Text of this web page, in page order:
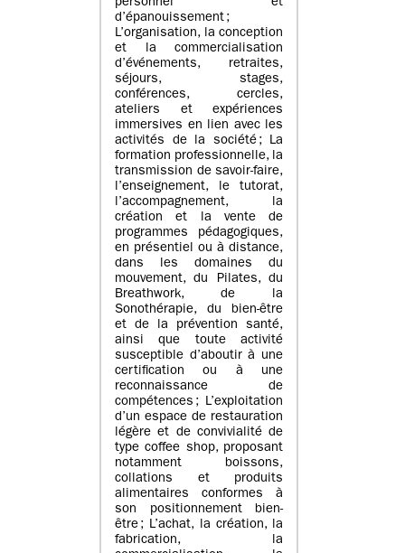
personnel et
d’épanouissement ;
L’organisation, la conception
et la commercialisation
d’événements, retraites,
séjours, stages,
conférences, cercles,
ateliers et expériences
immersives en lien avec les
activités de la société ; La
formation professionnelle, la
transmission de savoir-faire,
l’enseignement, le tutorat,
l’accompagnement, la
création et la vente de
programmes pédagogiques,
en présentiel ou à distance,
dans les domaines du
mouvement, du Pilates, du
Breathwork, de la
Sonothérapie, du bien-être
et de la prévention santé,
ainsi que toute activité
susceptible d’aboutir à une
certification ou à une
reconnaissance de
compétences ; L’exploitation
d’un espace de restauration
légère et de convivialité de
type coffee shop, proposant
notamment boissons,
collations et produits
alimentaires conformes à
son positionnement bien-
être ; L’achat, la création, la
fabrication, la